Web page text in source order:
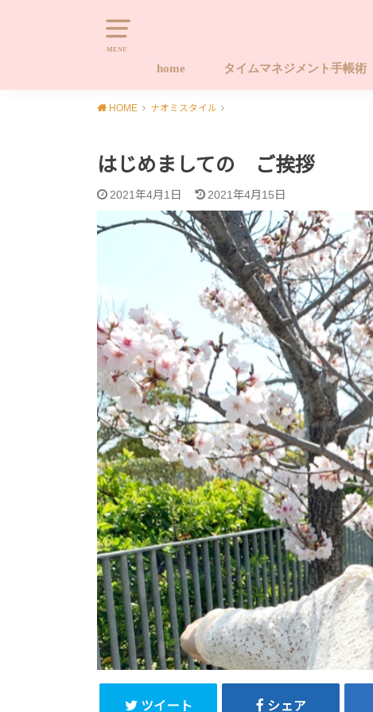
MENU
home タイムマネジメント手帳術
HOME ナオミスタイル
はじめましての ご挨拶
2021年4月1日 2021年4月15日
ツイート シェア